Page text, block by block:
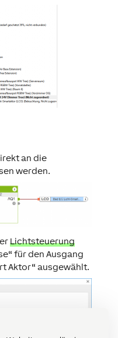
an die
werden.
Lichtsteuerung
für den Ausgang
Aktor“ ausgewählt.